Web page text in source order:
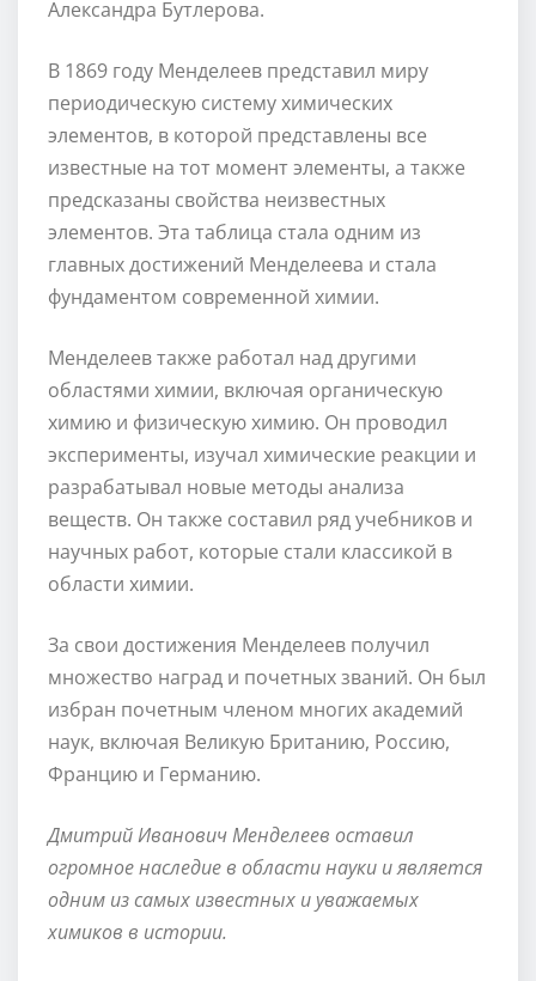
Александра Бутлерова.
В 1869 году Менделеев представил миру
периодическую систему химических
элементов, в которой представлены все
известные на тот момент элементы, а также
предсказаны свойства неизвестных
элементов. Эта таблица стала одним из
главных достижений Менделеева и стала
фундаментом современной химии.
Менделеев также работал над другими
областями химии, включая органическую
химию и физическую химию. Он проводил
эксперименты, изучал химические реакции и
разрабатывал новые методы анализа
веществ. Он также составил ряд учебников и
научных работ, которые стали классикой в
области химии.
За свои достижения Менделеев получил
множество наград и почетных званий. Он был
избран почетным членом многих академий
наук, включая Великую Британию, Россию,
Францию и Германию.
Дмитрий Иванович Менделеев оставил
огромное наследие в области науки и является
одним из самых известных и уважаемых
химиков в истории.